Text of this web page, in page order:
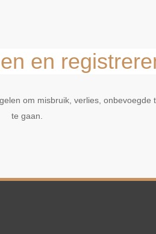
en
om misbruik, verlies,
te gaan.